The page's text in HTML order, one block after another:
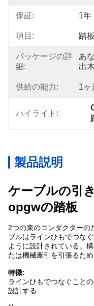
保証: 1年
項目: 踏板
パッケージの詳
細:
あ
出
供給の能力: 1ヶ
ハイライト:
製品説明
ケーブルの引
opgwの踏板
2つの束のコンダクターの
ブルはラインひもでつな
ように設計されている。
たは機械牽引を引張るた
特徴:
ラインひもでつなぐこと
設計する